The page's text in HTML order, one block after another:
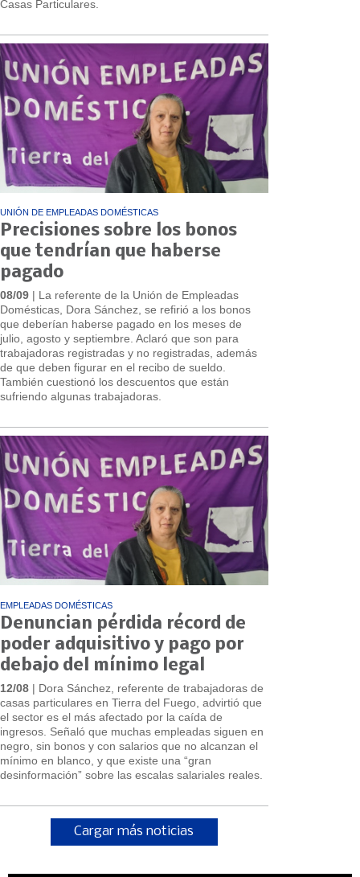
Casas Particulares.
UNIÓN DE EMPLEADAS DOMÉSTICAS
Precisiones sobre los bonos
que tendrían que haberse
pagado
08/09 | La referente de la Unión de Empleadas
Domésticas, Dora Sánchez, se refirió a los bonos
que deberían haberse pagado en los meses de
julio, agosto y septiembre. Aclaró que son para
trabajadoras registradas y no registradas, además
de que deben figurar en el recibo de sueldo.
También cuestionó los descuentos que están
sufriendo algunas trabajadoras.
EMPLEADAS DOMÉSTICAS
Denuncian pérdida récord de
poder adquisitivo y pago por
debajo del mínimo legal
12/08 | Dora Sánchez, referente de trabajadoras de
casas particulares en Tierra del Fuego, advirtió que
el sector es el más afectado por la caída de
ingresos. Señaló que muchas empleadas siguen en
negro, sin bonos y con salarios que no alcanzan el
mínimo en blanco, y que existe una “gran
desinformación” sobre las escalas salariales reales.
Cargar más noticias